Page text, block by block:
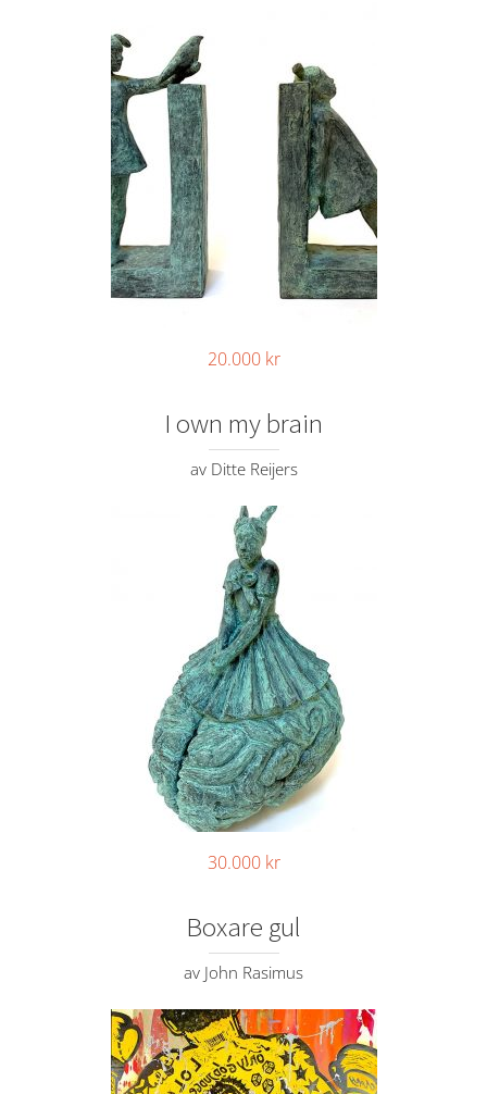
20.000 kr
I own my brain
av Ditte Reijers
30.000 kr
Boxare gul
av John Rasimus